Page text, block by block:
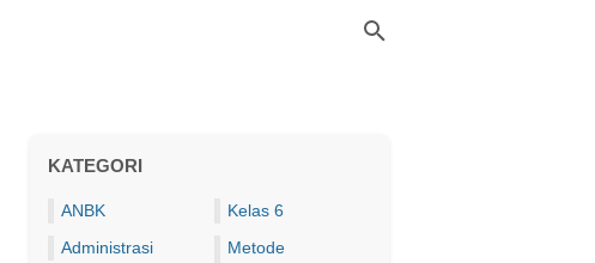
KATEGORI
ANBK
Administrasi
Kelas 6
Metode